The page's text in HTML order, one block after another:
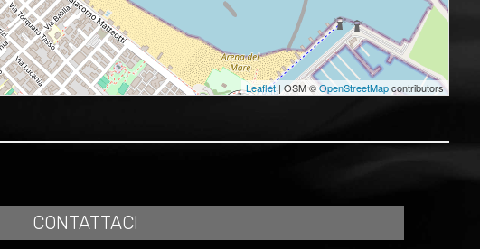
Leaflet| OSM ©OpenStreetMapcontributors
CONTATTACI